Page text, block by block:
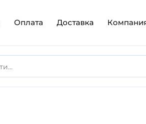
Оплата Доставка